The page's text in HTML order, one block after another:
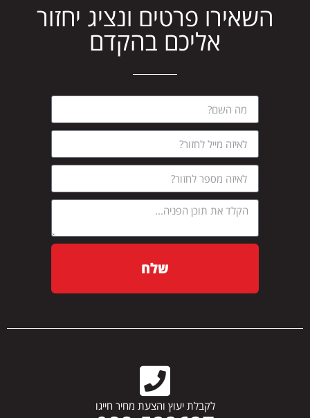
השאירו פרטים ונציג יחזור
אליכם בהקדם
שלח
לקבלת יעוץ והצעת מחיר חייגו